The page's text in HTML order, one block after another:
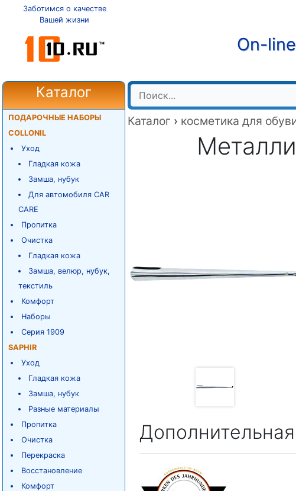
Заботимся о качестве
Вашей жизни
On-
Каталог
ПОДАРОЧНЫЕ НАБОРЫ
COLLONIL
Уход
Гладкая кожа
Замша, нубук
Для автомобиля CAR
CARE
Пропитка
Очистка
Гладкая кожа
Замша, велюр, нубук,
текстиль
Комфорт
Наборы
Серия 1909
SAPHIR
Уход
Гладкая кожа
Замша, нубук
Разные материалы
Пропитка
Очистка
Перекраска
Восстановление
Комфорт
Каталог › косметика для